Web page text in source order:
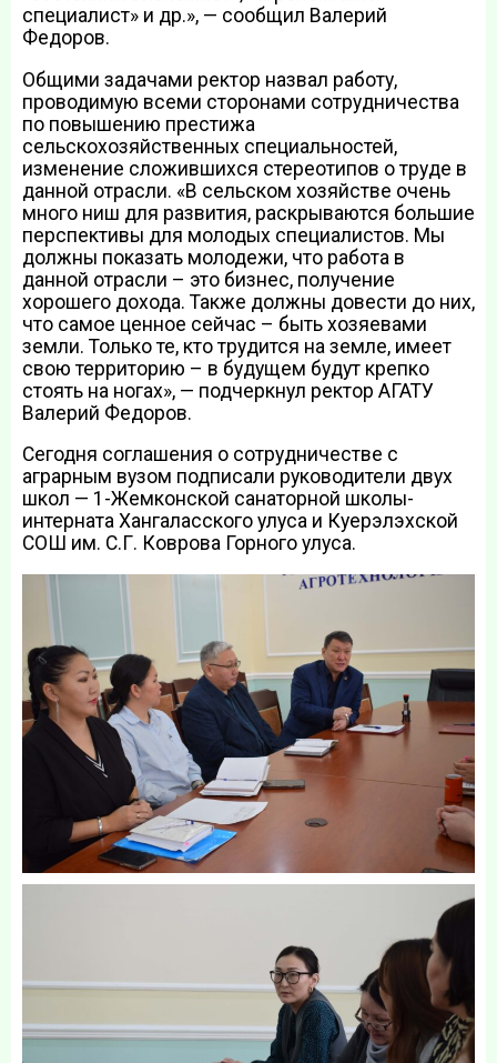
специалист» и др.», — сообщил Валерий
Федоров.
Общими задачами ректор назвал работу,
проводимую всеми сторонами сотрудничества
по повышению престижа
сельскохозяйственных специальностей,
изменение сложившихся стереотипов о труде в
данной отрасли. «В сельском хозяйстве очень
много ниш для развития, раскрываются большие
перспективы для молодых специалистов. Мы
должны показать молодежи, что работа в
данной отрасли – это бизнес, получение
хорошего дохода. Также должны довести до них,
что самое ценное сейчас – быть хозяевами
земли. Только те, кто трудится на земле, имеет
свою территорию – в будущем будут крепко
стоять на ногах», — подчеркнул ректор АГАТУ
Валерий Федоров.
Сегодня соглашения о сотрудничестве с
аграрным вузом подписали руководители двух
школ — 1-Жемконской санаторной школы-
интерната Хангаласского улуса и Куерэлэхской
СОШ им. С.Г. Коврова Горного улуса.